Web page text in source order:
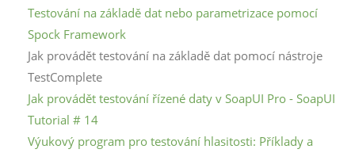
Testování na základě dat nebo parametrizace pomocí
Spock Framework
Jak provádět testování na základě dat pomocí nástroje
TestComplete
Jak provádět testování řízené daty v SoapUI Pro - SoapUI
Tutorial # 14
Výukový program pro testování hlasitosti: Příklady a